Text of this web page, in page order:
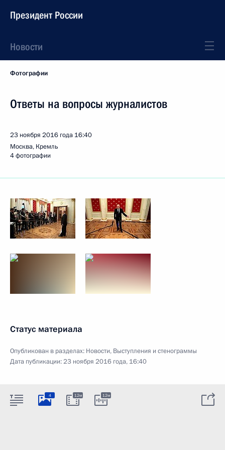
Президент России
Новости
Фотографии
Ответы на вопросы журналистов
23 ноября 2016 года 16:40
Москва, Кремль
4 фотографии
Статус материала
Опубликован в разделах: Новости, Выступления и стенограммы
Дата публикации:23 ноября 2016 года, 16:40
4 12м 12м